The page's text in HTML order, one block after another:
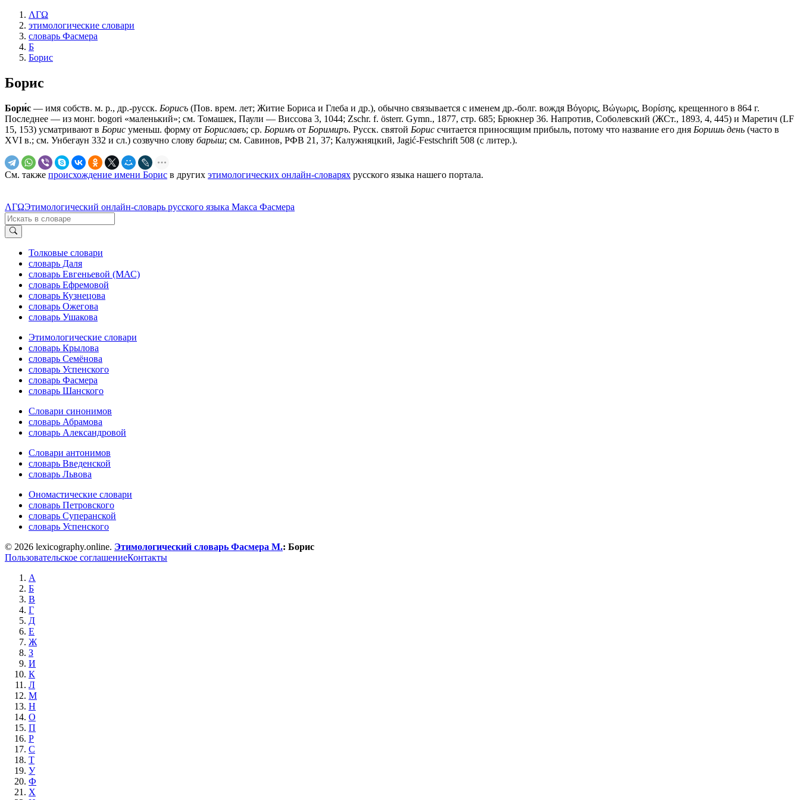
ΛΓΩ
этимологические словари
словарь Фасмера
Б
Борис
Борис
Бори́с — имя собств. м. р., др.-русск. Борисъ (Пов. врем. лет; Житие Бориса и Глеба и др.), обычно связывается с именем др.-болг. вождя Βόγορις, Βώγωρις, Βορίσης, крещенного в 864 г.
Последнее — из монг. bogori «маленький»; см. Томашек, Паули — Виссова 3, 1044; Zschr. f. österr. Gymn., 1877, стр. 685; Брюкнер 36. Напротив, Соболевский (ЖСт., 1893, 4, 445) и Маретич (LF
15, 153) усматривают в Борис уменьш. форму от Бориславъ; ср. Боримъ от Боримиръ. Русск. святой Борис считается приносящим прибыль, потому что название его дня Боришь день (часто в
XVI в.; см. Унбегаун 332 и сл.) созвучно слову бары́ш; см. Савинов, РФВ 21, 37; Калужняцкий, Jagić-Festschrift 508 (с литер.).
См. также происхождение имени Борис в других этимологических онлайн-словарях русского языка нашего портала.
ΛΓΩЭтимологический онлайн-словарь русского языка Макса Фасмера
Толковые словари
словарь Даля
словарь Евгеньевой (МАС)
словарь Ефремовой
словарь Кузнецова
словарь Ожегова
словарь Ушакова
Этимологические словари
словарь Крылова
словарь Семёнова
словарь Успенского
словарь Фасмера
словарь Шанского
Словари синонимов
словарь Абрамова
словарь Александровой
Словари антонимов
словарь Введенской
словарь Львова
Ономастические словари
словарь Петровского
словарь Суперанской
словарь Успенского
© 2026 lexicography.online. Этимологический словарь Фасмера М.: Борис
Пользовательское соглашениеКонтакты
А
Б
В
Г
Д
Е
Ж
З
И
К
Л
М
Н
О
П
Р
С
Т
У
Ф
Х